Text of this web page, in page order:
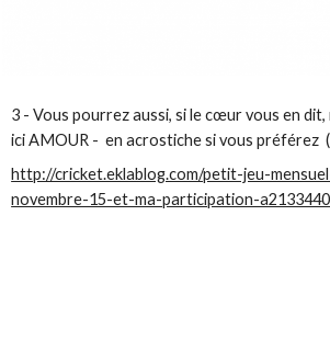
3 - Vous pourrez aussi, si le cœur vous en
ici AMOUR - en acrostiche si vous préférez
http://cricket.eklablog.com/petit-jeu-
novembre-15-et-ma-participation-